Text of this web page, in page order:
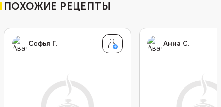
ПОХОЖИЕ РЕЦЕПТЫ
Софья Г. Анна С.